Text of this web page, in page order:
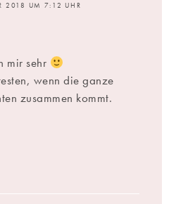
2018 UM 7:12 UHR
mir sehr
wenn die ganze
zusammen kommt.